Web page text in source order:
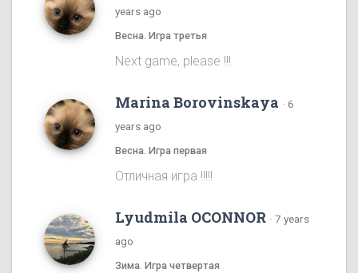
years ago
Весна. Игра третья
Next game, please !!!
Marina Borovinskaya · 6
years ago
Весна. Игра первая
Отличная игра !!!!!
Lyudmila OCONNOR · 7 years
ago
Зима. Игра четвертая